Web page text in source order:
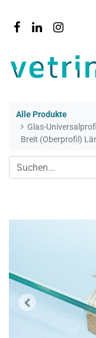
Alle Produkte
Glas-
Breit (Oberprofil)